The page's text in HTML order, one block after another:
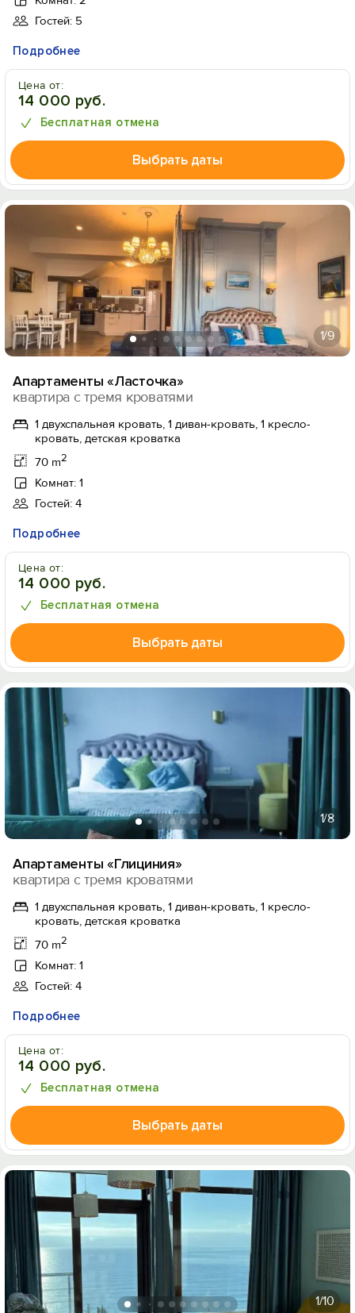
Гостей: 5
Подробнее
Цена от:
14 000 руб.
Бесплатная отмена
Выбрать даты
1/9
Апартаменты «Ласточка»
квартира с тремя кроватями
1 двухспальная кровать, 1 диван-кровать, 1 кресло-
кровать, детская кроватка
70 m2
Комнат: 1
Гостей: 4
Подробнее
Цена от:
14 000 руб.
Бесплатная отмена
Выбрать даты
1/8
Апартаменты «Глициния»
квартира с тремя кроватями
1 двухспальная кровать, 1 диван-кровать, 1 кресло-
кровать, детская кроватка
70 m2
Комнат: 1
Гостей: 4
Подробнее
Цена от:
14 000 руб.
Бесплатная отмена
Выбрать даты
1/10